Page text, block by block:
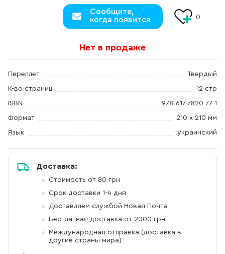
Сообщите,
когда появится
0
Нет в продаже
Переплет Твердый
К-во страниц 12 стр
ISBN 978-617-7820-77-1
Формат 210 х 210 мм
Язык украинский
Доставка:
Стоимость от 80 грн
Срок доставки 1-4 дня
Доставляем службой Новая Почта
Бесплатная доставка от 2000 грн
Международная отправка (доставка в
другие страны мира)